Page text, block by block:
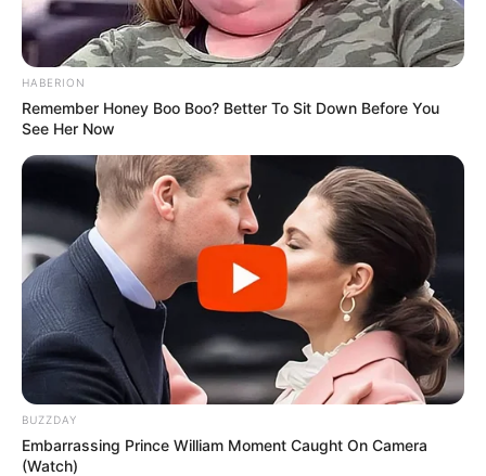
HABERION
Remember Honey Boo Boo? Better To Sit Down Before You
See Her Now
BUZZDAY
Embarrassing Prince William Moment Caught On Camera
(Watch)